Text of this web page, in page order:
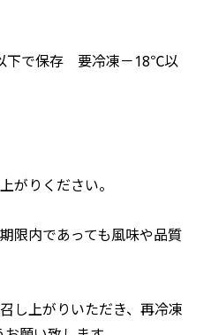
で保存 要冷凍－18℃以
がりください。
限内であっても風味や品質
し上がりいただき、再冷凍